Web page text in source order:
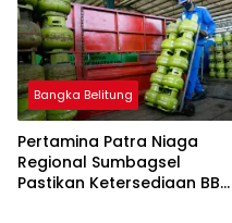
Bangka Belitung
Pertamina Patra Niaga
Regional Sumbagsel
Pastikan Ketersediaan BBM